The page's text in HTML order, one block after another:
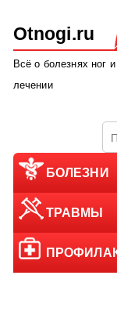
Otnogi.ru
Всё о болезнях ног
лечении
БОЛЕЗНИ
ТРАВМЫ